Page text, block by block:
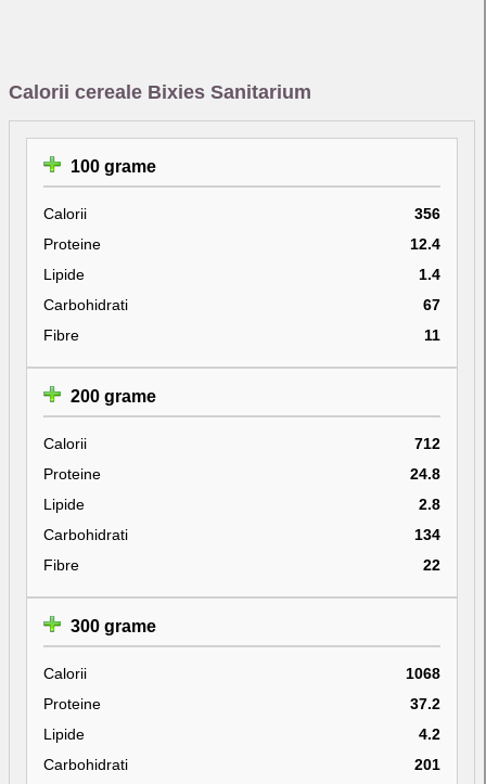
Calorii cereale Bixies Sanitarium
100 grame
Calorii
356
Proteine
12.4
Lipide
1.4
Carbohidrati
67
Fibre
11
200 grame
Calorii
712
Proteine
24.8
Lipide
2.8
Carbohidrati
134
Fibre
22
300 grame
Calorii
1068
Proteine
37.2
Lipide
4.2
Carbohidrati
201